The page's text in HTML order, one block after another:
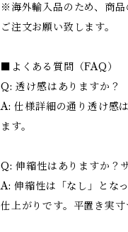
※海外輸入品のため、商品
ご注文お願い致します。
■よくある質問（FAQ）
Q: 透け感はありますか？
A: 仕様詳細の通り透け感
ます。
Q: 伸縮性はありますか？
A: 伸縮性は「なし」とな
仕上がりです。平置き実